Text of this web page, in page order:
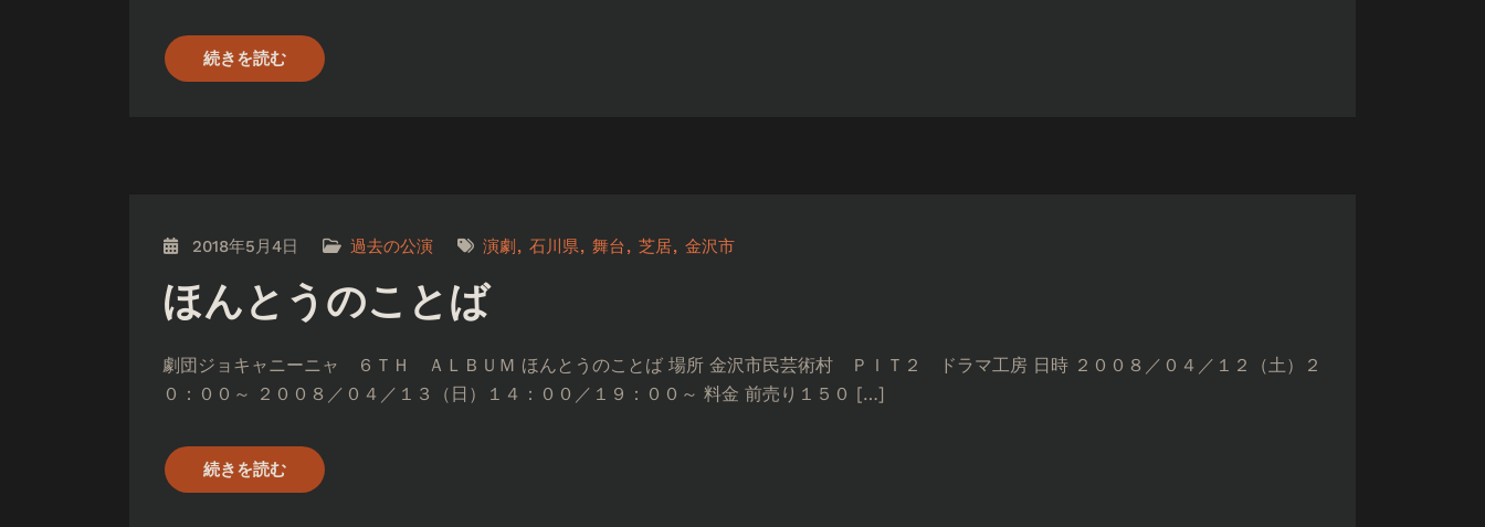
続きを読む
2018年5月4日 過去の公演 演劇 石川県 舞台 芝居 金沢市
ほんとうのことば
劇団ジョキャニーニャ ６ＴＨ ＡＬＢＵＭ ほんとうのことば 場所 金沢市民芸術村 ＰＩＴ２ ドラマ工房 日時 ２００８／０４／１２（土）２
０：００～ ２００８／０４／１３（日）１４：００／１９：００～ 料金 前売り１５０ […]
続きを読む